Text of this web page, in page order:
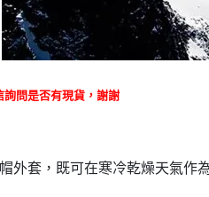
詢問是否有現貨，謝謝
外套，既可在寒冷乾燥天氣作